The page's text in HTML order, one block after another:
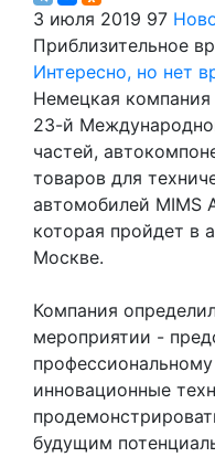
3 июля 2019 97
Приблизительное
Интересно, но нет
Немецкая
23-й
частей,
товаров для
автомобилей MIMS
которая пройдет в
Москве.
Компания
мероприятии -
инновационные
будущим